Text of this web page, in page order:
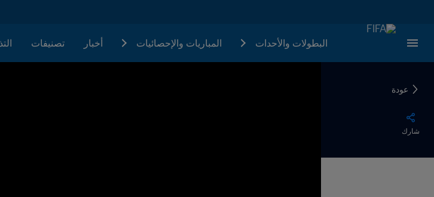
البطولات والأحدات المباريات والإحصائيات أخبار تصنيفات
عودة
شارك